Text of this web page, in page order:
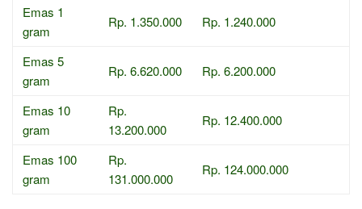
Emas 1
gram
Rp. 1.350.000 Rp. 1.240.000
Emas 5
gram
Rp. 6.620.000 Rp. 6.200.000
Emas 10
gram
Rp.
13.200.000
Rp. 12.400.000
Emas 100
gram
Rp.
131.000.000
Rp. 124.000.000